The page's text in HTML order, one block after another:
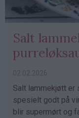
Salt
02.02.2026
Salt lammekjøtt
spesielt godt på
blir supermørt og